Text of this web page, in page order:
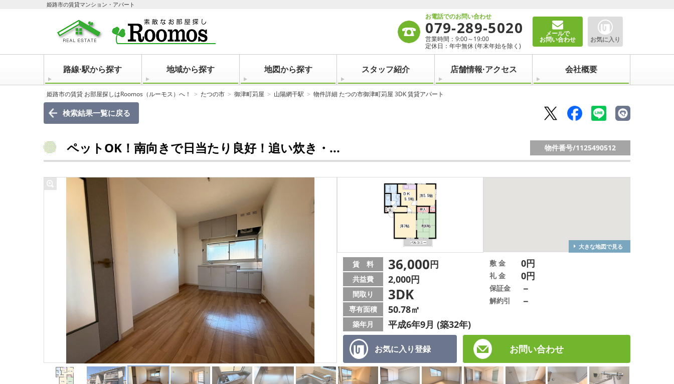
姫路市の賃貸マンション・アパート
お電話でのお問い合わせ
079-289-5020
営業時間：9:00～19:00
定休日：年中無休 (年末年始を除く)
メールで
お問い合わせ お気に入り
路線·駅から探す 地域から探す 地図から探す スタッフ紹介 店舗情報·アクセス 会社概要
姫路市の賃貸 お部屋探しはRoomos（ルーモス）へ！ たつの市 御津町苅屋 山陽網干駅 物件詳細 たつの市御津町苅屋 3DK 賃貸アパート
検索結果一覧に戻る
ペットOK！南向きで日当たり良好！追い炊き・... 物件番号/1125490512
大きな地図で見る
お気に入り登録 お問い合わせ
賃 料 36,000円
共益費 2,000円
間取り 3DK
専有面積 50.78㎡
築年月 平成6年9月 (築32年)
敷 金 0円
礼 金 0円
保証金 －
解約引 －